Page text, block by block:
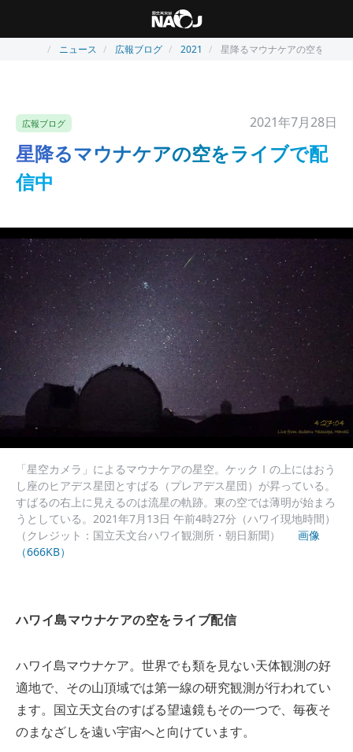
ニュース 広報ブログ 2021 星降るマウナケアの空をライ
広報ブログ 2021年7月28日
星降るマウナケアの空をライブで配
信中
「星空カメラ」によるマウナケアの星空。ケックⅠの上にはおう
し座のヒアデス星団とすばる（プレアデス星団）が昇っている。
すばるの右上に見えるのは流星の軌跡。東の空では薄明が始まろ
うとしている。2021年7月13日 午前4時27分（ハワイ現地時間）
（クレジット：国立天文台ハワイ観測所・朝日新聞）
画像
（666KB）
ハワイ島マウナケアの空をライブ配信
ハワイ島マウナケア。世界でも類を見ない天体観測の好
適地で、その山頂域では第一線の研究観測が行われてい
ます。国立天文台のすばる望遠鏡もその一つで、毎夜そ
のまなざしを遠い宇宙へと向けています。